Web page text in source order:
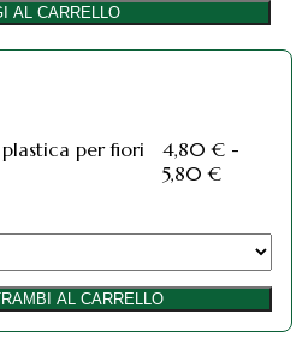
AL CARRELLO
per fiori
4,80€ -
5,80€Fascia
4,80 €
a
5,80 €
AL CARRELLO